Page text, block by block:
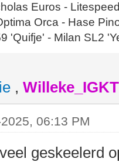
Euros -
Orca - Hase
'Quifje' - Milan SL2
, Willeke_IGKT
06:13 PM
geskeelerd